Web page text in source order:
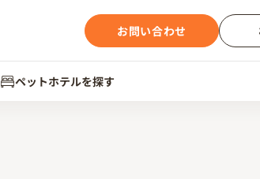
お問い合わせ
ペットホテルを探す